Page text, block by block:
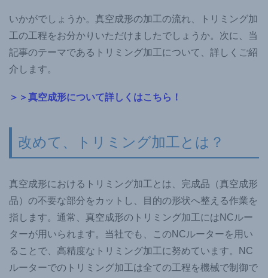
いかがでしょうか。真空成形の加工の流れ、トリミング加
工の工程をお分かりいただけましたでしょうか。次に、当
記事のテーマであるトリミング加工について、詳しくご紹
介します。
＞＞真空成形について詳しくはこちら！
改めて、トリミング加工とは？
真空成形におけるトリミング加工とは、完成品（真空成形
品）の不要な部分をカットし、目的の形状へ整える作業を
指します。通常、真空成形のトリミング加工にはNCルー
ターが用いられます。当社でも、このNCルーターを用い
ることで、高精度なトリミング加工に努めています。NC
ルーターでのトリミング加工は全ての工程を機械で制御で